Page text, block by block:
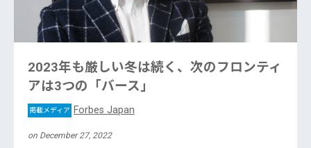
2023年も厳しい冬は続く、次のフロンティ
アは3つの「バース」
掲載メディア Forbes Japan
on December 27, 2022